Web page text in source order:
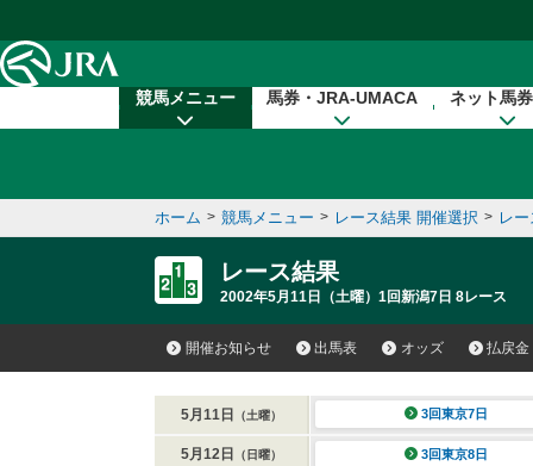
競馬メニュー 馬券・JRA-UMACA ネット馬
ホーム > 競馬メニュー > レース結果 開催選択 > レ
レース結果
2002年5月11日（土曜）1回新潟7日 8レース
開催お知らせ 出馬表 オッズ 払戻金
5月11日 （土曜） 3回東京7日
5月12日 （日曜） 3回東京8日